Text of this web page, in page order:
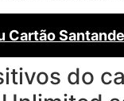
Cartão
do